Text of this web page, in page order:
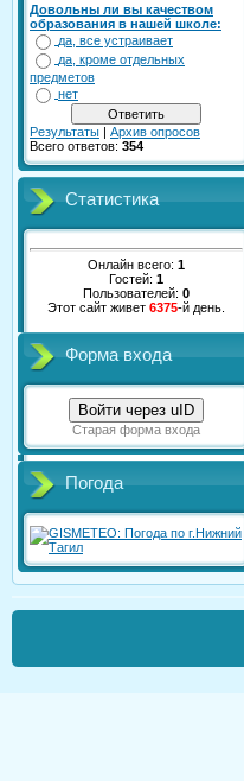
Довольны ли вы качеством
образования в нашей школе:
да, все устраивает
да, кроме отдельных
предметов
нет
Результаты | Архив опросов
Всего ответов: 354
Статистика
Онлайн всего: 1
Гостей: 1
Пользователей: 0
Этот сайт живет 6375-й день.
Форма входа
Войти через uID
Старая форма входа
Погода